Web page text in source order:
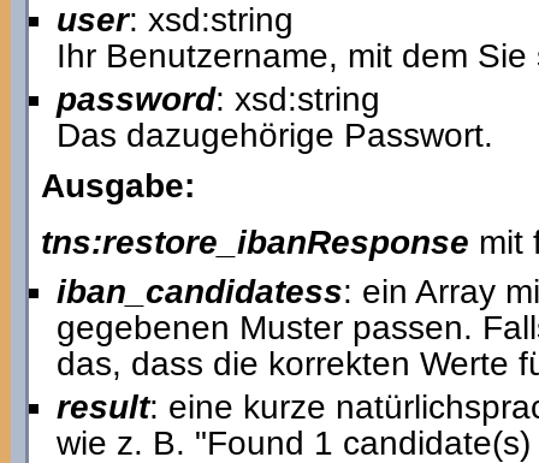
user: xsd:string
Ihr Benutzername, mit dem
password: xsd:string
Das dazugehörige Passwort.
Ausgabe:
tns:restore_ibanResponse mit
iban_candidatess: ein Array
gegebenen Muster passen.
das, dass die korrekten Werte
result: eine kurze
wie z. B. "Found 1